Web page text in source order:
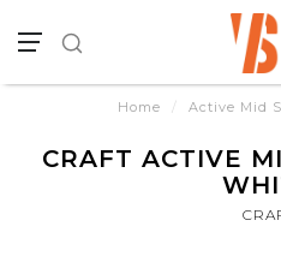
Home / Active Mid
CRAFT ACTIVE